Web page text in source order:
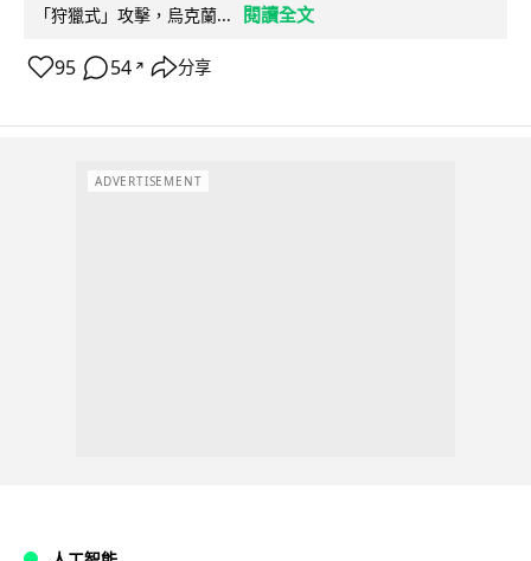
「狩獵式」攻擊，烏克蘭...
閱讀全文
95 54 ↗ 分享
ADVERTISEMENT